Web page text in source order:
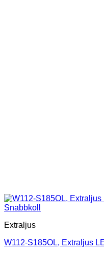
Snabbkoll
Extraljus
W112-S185OL, Extraljus